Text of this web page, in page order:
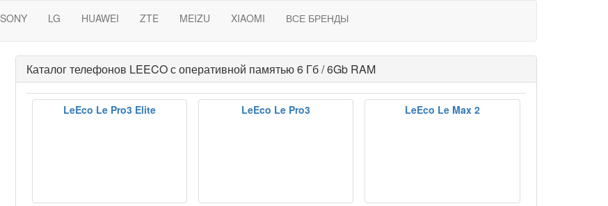
SONY LG HUAWEI ZTE MEIZU XIAOMI ВСЕ БРЕНДЫ
Каталог телефонов LEECO с оперативной памятью 6 Гб / 6Gb RAM
LeEco Le Pro3 Elite LeEco Le Pro3 LeEco Le Max 2